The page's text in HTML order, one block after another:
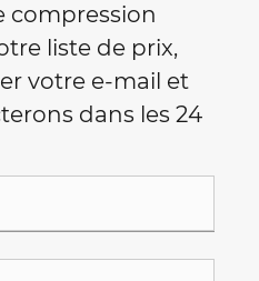
compression
liste de prix,
votre e-mail et
dans les 24